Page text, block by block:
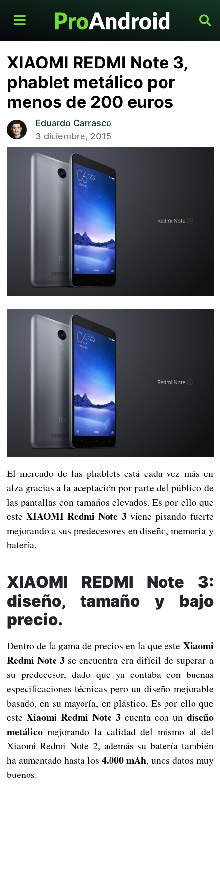
XIAOMI REDMI Note 3,
phablet metálico por
menos de 200 euros
Eduardo Carrasco
3 diciembre, 2015
El mercado de las phablets está cada vez más en
alza gracias a la aceptación por parte del público de
las pantallas con tamaños elevados. Es por ello que
este XIAOMI Redmi Note 3viene pisando fuerte
mejorando a sus predecesores en diseño, memoria y
batería.
XIAOMI REDMI Note 3:
diseño, tamaño y bajo
precio.
Dentro de la gama de precios en la que este Xiaomi
Redmi Note 3se encuentra era difícil de superar a
su predecesor, dado que ya contaba con buenas
especificaciones técnicas pero un diseño mejorable
basado, en su mayoría, en plástico. Es por ello que
este Xiaomi Redmi Note 3cuenta con un diseño
metálicomejorando la calidad del mismo al del
Xiaomi Redmi Note 2, además su batería también
ha aumentado hasta los 4.000 mAh, unos datos muy
buenos.